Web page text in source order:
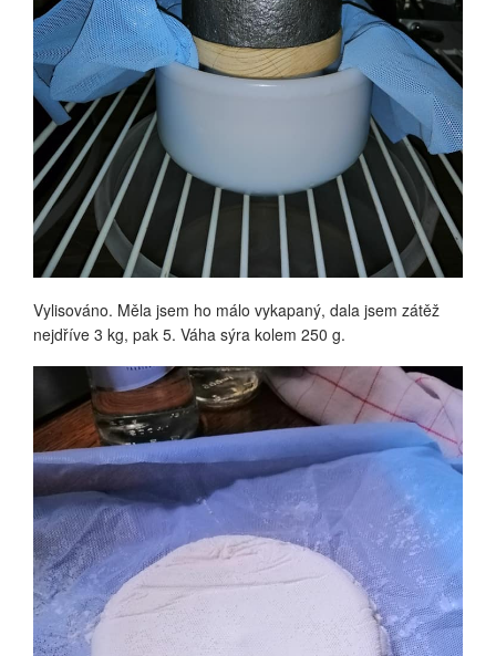
Vylisováno. Měla jsem ho málo vykapaný, dala jsem zátěž
nejdříve 3 kg, pak 5. Váha sýra kolem 250 g.